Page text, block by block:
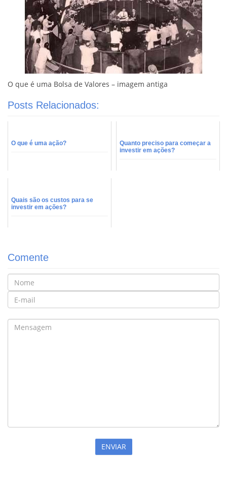
O que é uma Bolsa de Valores – imagem antiga
Posts Relacionados:
O que é uma ação?
Quanto preciso para começar a
investir em ações?
Quais são os custos para se
investir em ações?
Comente